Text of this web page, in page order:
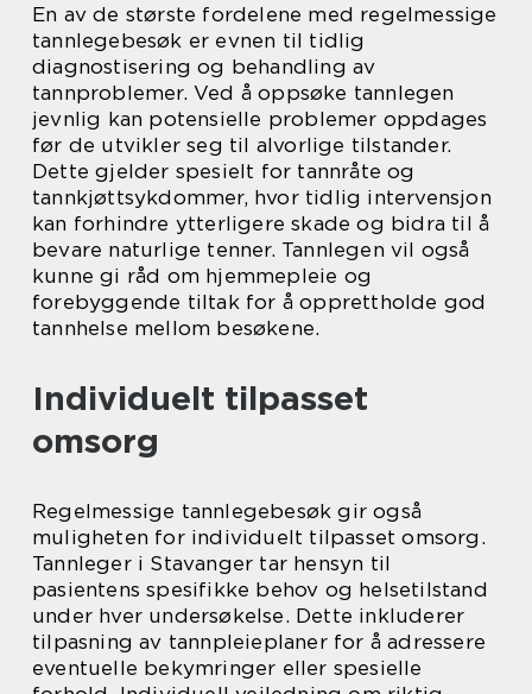
En av de største fordelene med regelmessige
tannlegebesøk er evnen til tidlig
diagnostisering og behandling av
tannproblemer. Ved å oppsøke tannlegen
jevnlig kan potensielle problemer oppdages
før de utvikler seg til alvorlige tilstander.
Dette gjelder spesielt for tannråte og
tannkjøttsykdommer, hvor tidlig intervensjon
kan forhindre ytterligere skade og bidra til å
bevare naturlige tenner. Tannlegen vil også
kunne gi råd om hjemmepleie og
forebyggende tiltak for å opprettholde god
tannhelse mellom besøkene.
Individuelt tilpasset
omsorg
Regelmessige tannlegebesøk gir også
muligheten for individuelt tilpasset omsorg.
Tannleger i Stavanger tar hensyn til
pasientens spesifikke behov og helsetilstand
under hver undersøkelse. Dette inkluderer
tilpasning av tannpleieplaner for å adressere
eventuelle bekymringer eller spesielle